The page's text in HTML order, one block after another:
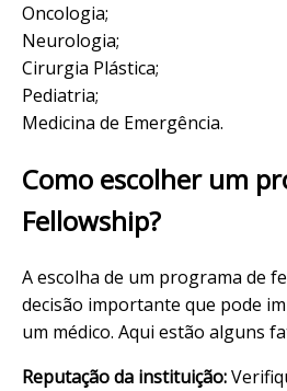
Oncologia;
Neurologia;
Cirurgia Plástica;
Pediatria;
Medicina de Emergência.
Como escolher um
Fellowship?
A escolha de um programa de
decisão importante que pode
um médico. Aqui estão alguns
Reputação da instituição: